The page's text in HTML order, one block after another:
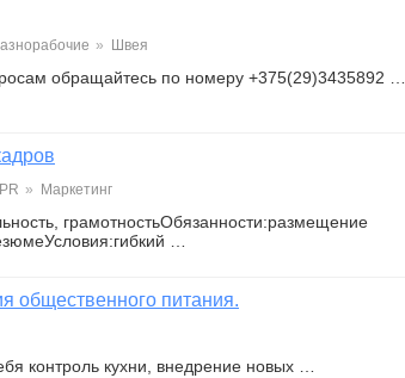
» Швея
обращайтесь по номеру +375(29)3435892 …
» Маркетинг
грамотностьОбязанности:размещение
…
общественного питания.
контроль кухни, внедрение новых …